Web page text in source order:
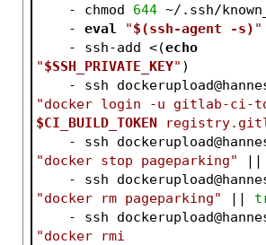
    - chmod
644 ~/.ssh/
    -
eval "$(ssh-agent -s) "
    - ssh-add <(
echo
"$SSH_PRIVATE_KEY" )
$CI_BUILD_TOKEN
"docker stop pageparking"
||
"docker rm pageparking"
||
"docker rmi